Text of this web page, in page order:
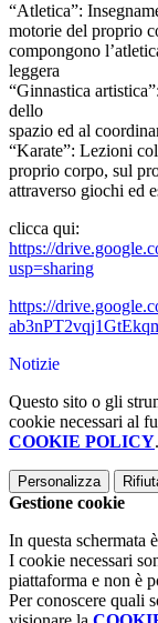
“Atletica”:
motorie del proprio
compongono
leggera
“Ginnastica
dello
spazio ed al
“Karate”: Lezioni
proprio corpo, sul
attraverso giochi ed
clicca qui:
https://
usp=sharing
https://
Notizie
Questo sito o gli
cookie necessari al
COOKIE POLICY.
Personalizza
Gestione cookie
In questa schermata
I cookie necessari
piattaforma e non è
Per conoscere quali